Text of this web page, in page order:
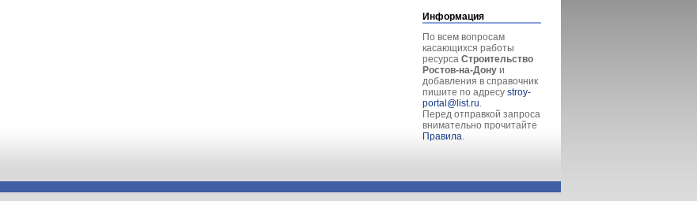
Информация
По всем вопросам
касающихся работы
ресурса Строительство
Ростов-на-Дону и
добавления в справочник
пишите по адресу stroy-
portal@list.ru.
Перед отправкой запроса
внимательно прочитайте
Правила.